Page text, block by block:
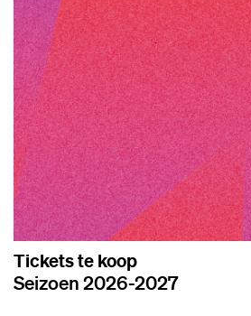
Tickets te koop
Seizoen 2026-2027